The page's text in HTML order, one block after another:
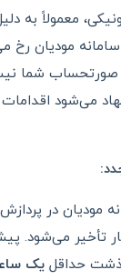
معمولاً به
مودیان رخ
صورتحساب شما
می‌شود اقدامات
مودیان در پردازش
تأخیر می‌شود.
حداقل یک